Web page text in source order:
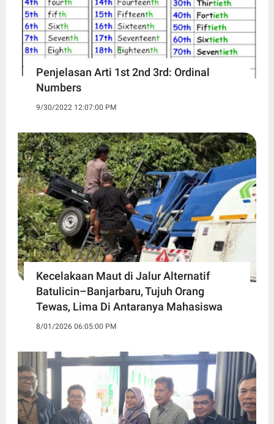
Penjelasan Arti 1st 2nd 3rd: Ordinal
Numbers
9/30/2022 12:07:00 PM
Kecelakaan Maut di Jalur Alternatif
Batulicin–Banjarbaru, Tujuh Orang
Tewas, Lima Di Antaranya Mahasiswa
8/01/2026 06:05:00 PM